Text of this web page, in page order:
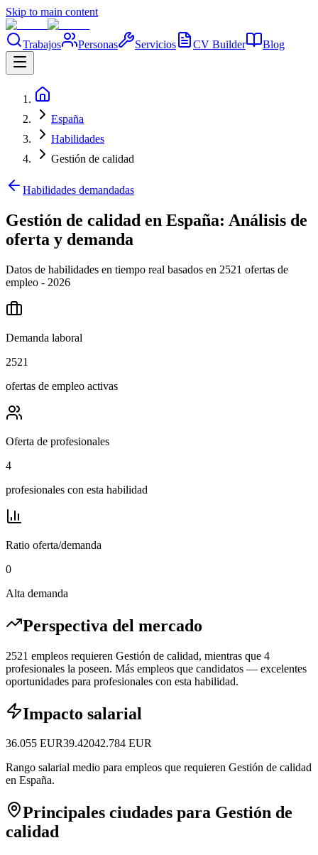
Skip to main content
Trabajos Personas Servicios CV Builder Blog
España
Habilidades
Gestión de calidad
Habilidades demandadas
Gestión de calidad en España: Análisis de
oferta y demanda
Datos de habilidades en tiempo real basados en 2521 ofertas de
empleo - 2026
Demanda laboral
2521
ofertas de empleo activas
Oferta de profesionales
4
profesionales con esta habilidad
Ratio oferta/demanda
0
Alta demanda
Perspectiva del mercado
2521 empleos requieren Gestión de calidad, mientras que 4
profesionales la poseen. Más empleos que candidatos — excelentes
oportunidades para profesionales con esta habilidad.
Impacto salarial
36.055 EUR39.42042.784 EUR
Rango salarial medio para empleos que requieren Gestión de calidad
en España.
Principales ciudades para Gestión de
calidad